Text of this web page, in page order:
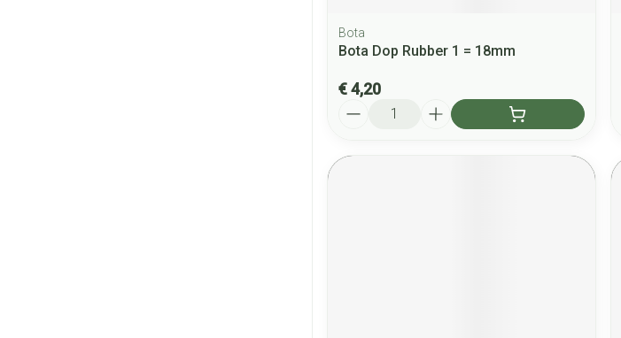
Bota
Bota Dop Rubber 1 = 18mm
€ 4,20